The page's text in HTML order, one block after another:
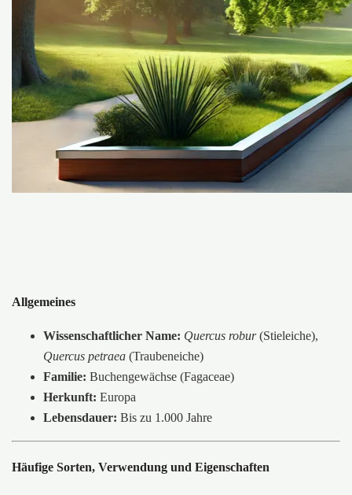
Allgemeines
Wissenschaftlicher Name: Quercus robur(Stieleiche),
Quercus petraea (Traubeneiche)
Familie: Buchengewächse (Fagaceae)
Herkunft: Europa
Lebensdauer: Bis zu 1.000 Jahre
Häufige Sorten, Verwendung und Eigenschaften